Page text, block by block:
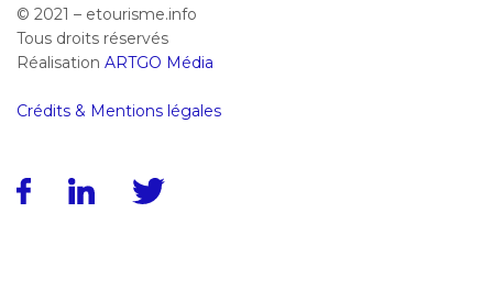
© 2021 – etourisme.info
Tous droits réservés
Réalisation ARTGO Média
Crédits & Mentions légales